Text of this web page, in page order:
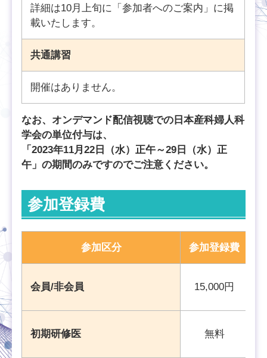
詳細は10月上旬に「参加者へのご案内」に掲
載いたします。
共通講習
開催はありません。
なお、オンデマンド配信視聴での日本産科婦人科
学会の単位付与は、
「2023年11月22日（水）正午～29日（水）正
午」の期間のみですのでご注意ください。
参加登録費
参加区分 参加登録費
会員/非会員 15,000円
初期研修医 無料